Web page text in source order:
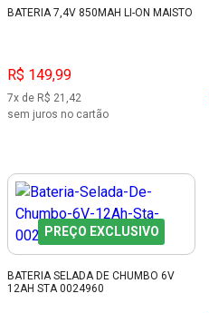
BATERIA 7,4V 850MAH LI-ON MAISTO
R$ 149,99
7x de R$ 21,42
sem juros no cartão
PREÇO EXCLUSIVO
BATERIA SELADA DE CHUMBO 6V
12AH STA 0024960